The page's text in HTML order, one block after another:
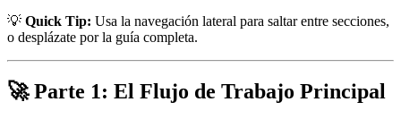
💡 Quick Tip: Usa la navegación lateral para saltar entre secciones,
o desplázate por la guía completa.
🚀 Parte 1: El Flujo de Trabajo Principal